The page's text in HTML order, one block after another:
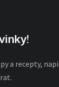
a recepty,